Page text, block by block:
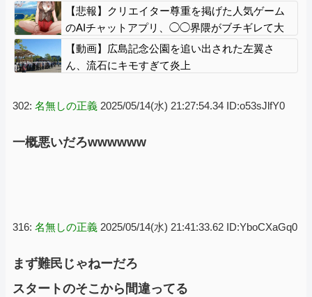
ミングなどに対するものだった」とよくわから
ない説明
【悲報】クリエイター尊重を掲げた人気ゲーム
のAIチャットアプリ、◯◯界隈がブチギレて大
炎上
【動画】広島記念公園を追い出された左翼さ
ん、流石にキモすぎて炎上
302: 名無しの正義 2025/05/14(水) 21:27:54.34 ID:o53sJlfY0
一概悪いだろwwwwww
316: 名無しの正義 2025/05/14(水) 21:41:33.62 ID:YboCXaGq0
まず難民じゃねーだろ
スタートのそこから間違ってる